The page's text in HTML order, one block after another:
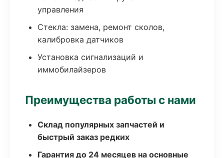
управления
Стекла: замена, ремонт сколов,
калибровка датчиков
Установка сигнализаций и
иммобилайзеров
Преимущества работы с нами
Склад популярных запчастей и
быстрый заказ редких
Гарантия до 24 месяцев на основные